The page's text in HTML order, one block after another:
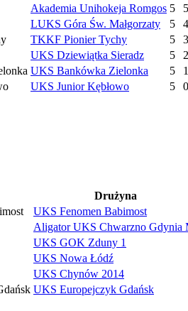
Akademia Unihokeja Romgos 5
5
LUKS Góra Św. Małgorzaty 5
4
TKKF Pionier Tychy 5
3
UKS Dziewiątka Sieradz 5
2
UKS Bankówka Zielonka 5
1
UKS Junior Kębłowo 5 0
Drużyna
UKS Fenomen Babimost
Aligator UKS Chwarzno Gdynia
UKS GOK Zduny 1
UKS Nowa Łódź
UKS Chynów 2014
UKS Europejczyk Gdańsk